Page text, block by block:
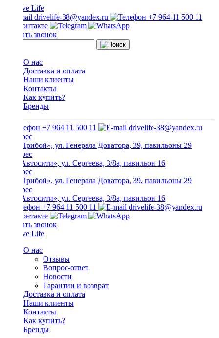
drivelife-38@yandex.ru +7 964 11 500 11
Заказать звонок
О нас
Доставка и оплата
Наши клиенты
Контакты
Как купить?
Бренды
+7 964 11 500 11 drivelife-38@yandex.ru
ТЦ «Прибой», ул. Генерала Доватора, 39, павильоны 29
ТЦ «Автосити», ул. Сергеева, 3/8а, павильон 16
ТЦ «Прибой», ул. Генерала Доватора, 39, павильоны 29
ТЦ «Автосити», ул. Сергеева, 3/8а, павильон 16
+7 964 11 500 11
drivelife-38@yandex.ru
Заказать звонок
О нас
Отзывы
Вопрос-ответ
Новости
Гарантии и возврат
Доставка и оплата
Наши клиенты
Контакты
Как купить?
Бренды